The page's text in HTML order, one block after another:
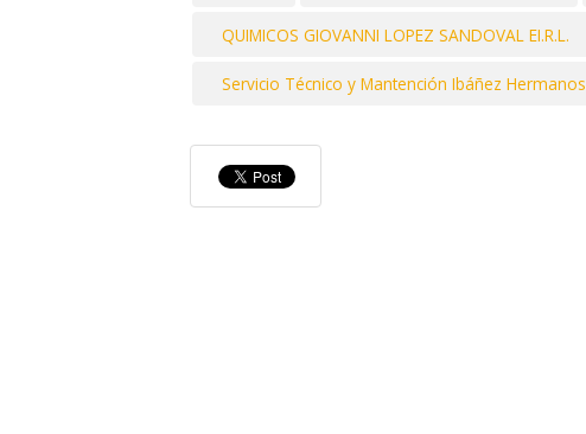
QUIMICOS GIOVANNI LOPEZ SANDOVAL EI.R.L.
Servicio Técnico y Mantención Ibáñez Hermanos